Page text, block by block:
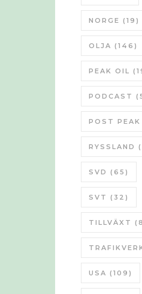
NORGE (19)
OLJA (146)
PEAK OIL
PODCAST
POST PEAK
RYSSLAND
SVD (65)
SVT (32)
TILLVÄXT
USA (109)